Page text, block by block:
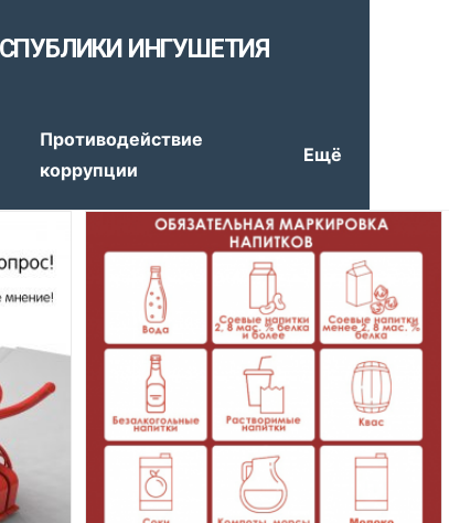
ИНГУШЕТИЯ
Противодействие
коррупции
Ещё